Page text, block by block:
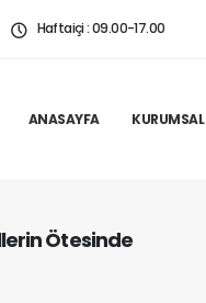
Haftaiçi : 09.00-17.00
ANASAYFA KURUMSAL
Ötesinde